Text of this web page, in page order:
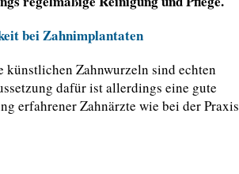
bei Zahnimplantaten
künstlichen Zahnwurzeln sind echten
dafür ist allerdings eine gute
erfahrener Zahnärzte wie bei der Praxis